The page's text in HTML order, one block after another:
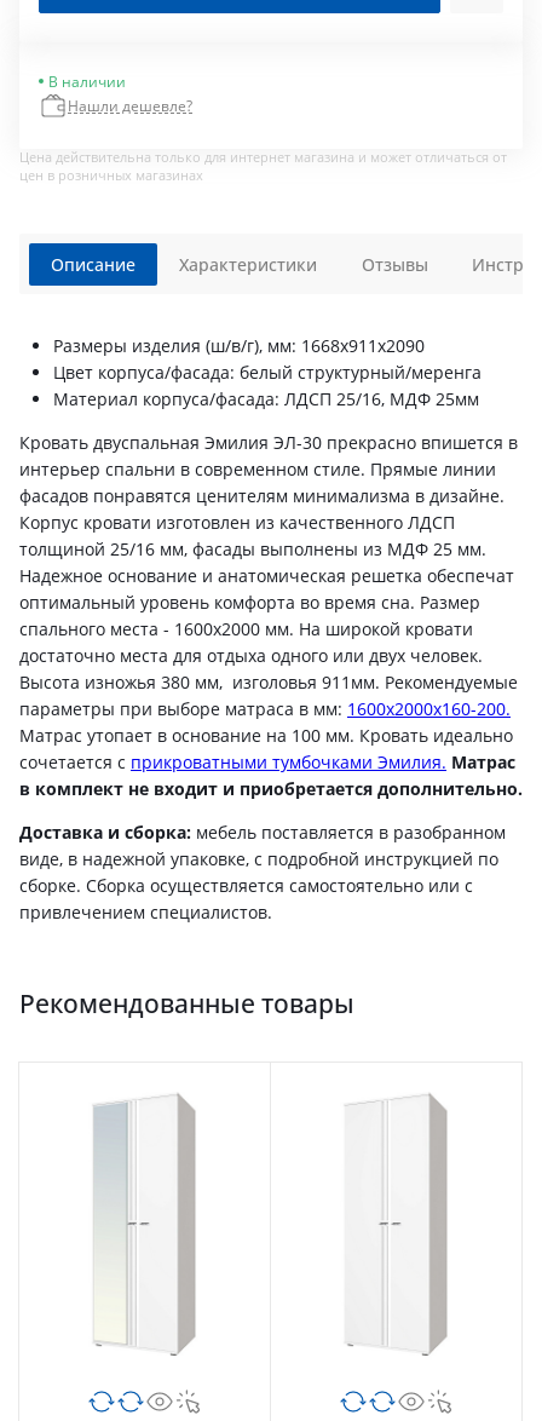
В наличии
Нашли дешевле?
Цена действительна только для интернет магазина и может отличаться от
цен в розничных магазинах
Описание
Размеры изделия (ш/в/г), мм: 1668x911x2090
Цвет корпуса/фасада: белый структурный/меренга
Материал корпуса/фасада: ЛДСП 25/16, МДФ 25мм
Кровать двуспальная Эмилия ЭЛ-30 прекрасно впишется в
интерьер спальни в современном стиле. Прямые линии
фасадов понравятся ценителям минимализма в дизайне.
Корпус кровати изготовлен из качественного ЛДСП
толщиной 25/16 мм, фасады выполнены из МДФ 25 мм.
Надежное основание и анатомическая решетка обеспечат
оптимальный уровень комфорта во время сна. Размер
спального места - 1600х2000 мм. На широкой кровати
достаточно места для отдыха одного или двух человек.
Высота изножья 380 мм, изголовья 911мм. Рекомендуемые
параметры при выборе матраса в мм: 1600х2000х160-200.
Матрас утопает в основание на 100 мм. Кровать идеально
сочетается с прикроватными тумбочками Эмилия. Матрас
в комплект не входит и приобретается дополнительно.
Доставка и сборка: мебель поставляется в разобранном
виде, в надежной упаковке, с подробной инструкцией по
сборке. Сборка осуществляется самостоятельно или с
привлечением специалистов.
Характеристики Отзывы
Рекомендованные товары